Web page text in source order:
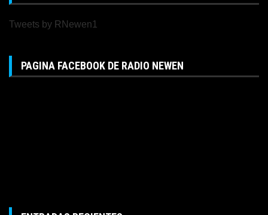
Tweets by RNewen1
PAGINA FACEBOOK DE RADIO NEWEN